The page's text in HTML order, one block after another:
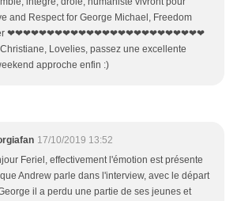
and Respect for George Michael, Freedom
❤❤❤❤❤❤❤❤❤❤❤❤❤❤❤❤❤❤❤❤❤❤❤❤❤
Lovelies, passez une excellente
approche enfin :)
17/10/2019 13:52
Feriel, effectivement l'émotion est présente
Andrew parle dans l'interview, avec le départ
il a perdu une partie de ses jeunes et